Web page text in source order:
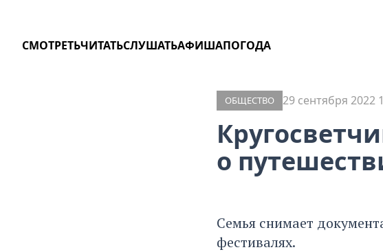
СМОТРЕТЬЧИТАТЬСЛУШАТЬАФИШАПОГОДА
ОБЩЕСТВО 29 сентября 2022
о
Семья снимает
фестивалях.